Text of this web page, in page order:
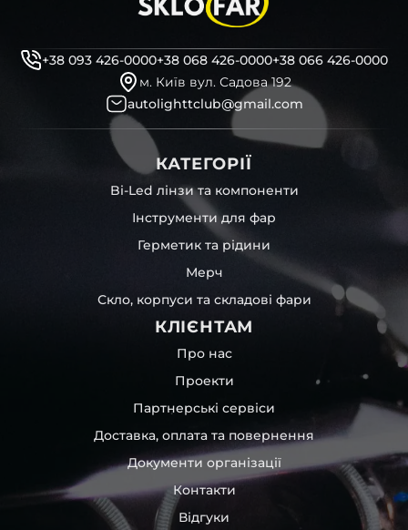
декоративні маски
професійні інструменти для розбору фари
бутиловий герметик для збору фари
рідини для розбирання фари
і також для автомобілів
Saab , MIO,Mclaren ,Seat
інших, які будуть на 100 % сумісними із оригінальною
фарою вашої моделі авто.
Фотографії скла і корпусів, розміщені на сайті –
автентичні та унікальні. Зроблені за допомогою
професійного обладнання у нашому офісі та оптовому
складі в Києві. З метою захисту від недозволеного
копіювання – на всіх фотографіях розміщений водяний
знак із нашим логотипом – для швидкої ідентифікації.
Без письмового дозволу заборонено використовувати
будь-які фотографії з нашого веб-сайту.
Можна придбати окремо як одне скло чи корпус,
так і пару чи комплект. Кожну одиницю товару наші
співробітники на складі ретельно перевіряють та
дбайливо запаковують спочатку у декілька шарів
захисної стрейч-плівки, потім у додаткову плівку з
повітрям – і все це повноцінно захищає скло фари під
час перевезення та цілком прибирає вірогідність
пошкодження товару внаслідок механічних впливів під
час транспортування поштою.
Детальніше про доставку…
Комплектація товару виробника та зовнішній вигляд
товару можуть відрізнятися від фотографій,
+38 093 426-0000+38 068 426-0000+38 066 426-0000
м. Київ вул. Садова 192
autolighttclub@gmail.com
КАТЕГОРІЇ
Bi-Led лінзи та компоненти
Інструменти для фар
Герметик та рідини
Мерч
Скло, корпуси та складові фари
КЛІЄНТАМ
Про нас
Проекти
Партнерські сервіси
Доставка, оплата та повернення
Документи організації
Контакти
Відгуки